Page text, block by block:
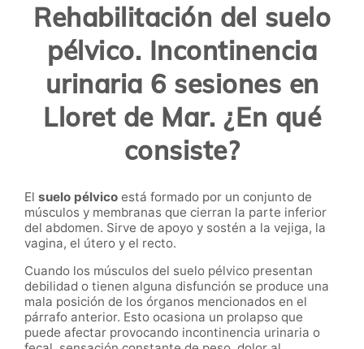
Rehabilitación del suelo
pélvico. Incontinencia
urinaria 6 sesiones en
Lloret de Mar. ¿En qué
consiste?
El suelo pélvico está formado por un conjunto de
músculos y membranas que cierran la parte inferior
del abdomen. Sirve de apoyo y sostén a la vejiga, la
vagina, el útero y el recto.
Cuando los músculos del suelo pélvico presentan
debilidad o tienen alguna disfunción se produce una
mala posición de los órganos mencionados en el
párrafo anterior. Esto ocasiona un prolapso que
puede afectar provocando incontinencia urinaria o